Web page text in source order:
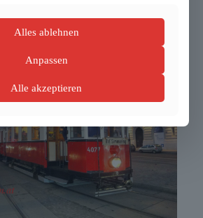
Alles ablehnen
Anpassen
Alle akzeptieren